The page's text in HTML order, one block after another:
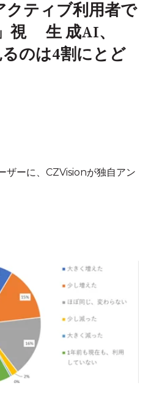
ティブ利用者で
視 生 成AI、
るのは4割にとど
ザーに、CZVisionが独自アン